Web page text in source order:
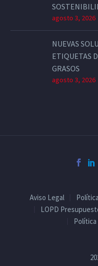
agosto 3, 2026
NUEVAS
ETIQUETAS
GRASOS
agosto 3, 2026
Aviso Legal
LOPD
Política